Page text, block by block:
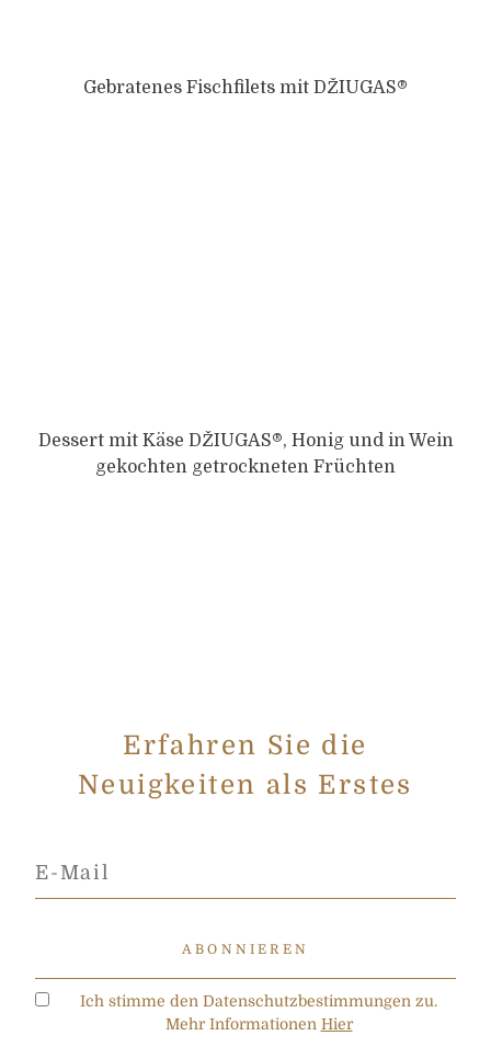
Gebratenes Fischfilets mit DŽIUGAS®
Dessert mit Käse DŽIUGAS®, Honig und in Wein
gekochten getrockneten Früchten
Erfahren Sie die
Neuigkeiten als Erstes
Ich stimme den Datenschutzbestimmungen zu.
Mehr Informationen Hier